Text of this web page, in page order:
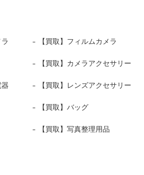
【買取】フィルムカメラ
【買取】カメラアクセサリー
器 【買取】レンズアクセサリー
【買取】バッグ
【買取】写真整理用品